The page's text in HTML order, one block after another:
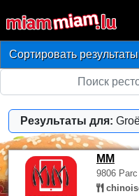
Результаты для:
MM
9806